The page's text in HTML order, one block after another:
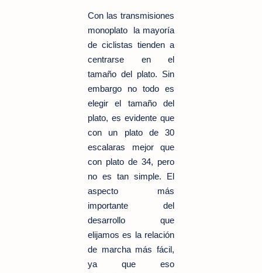
Con las transmisiones
monoplato la mayoría
de ciclistas tienden a
centrarse en el
tamaño del plato. Sin
embargo no todo es
elegir el tamaño del
plato, es evidente que
con un plato de 30
escalaras mejor que
con plato de 34, pero
no es tan simple. El
aspecto más
importante del
desarrollo que
elijamos es la relación
de marcha más fácil,
ya que eso